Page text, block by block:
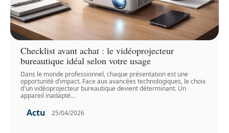
Checklist avant achat : le vidéoprojecteur
bureautique idéal selon votre usage
Dans le monde professionnel, chaque présentation est une
opportunité d’impact. Face aux avancées technologiques, le choix
d'un vidéoprojecteur bureautique devient déterminant. Un
appareil inadapté…
Actu 25/04/2026